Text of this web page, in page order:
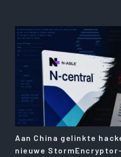
Aan China gelinkte
nieuwe